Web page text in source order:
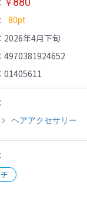
￥
80pt
2026年4月下旬
4970381924652
01405611
ヘアアクセサリー